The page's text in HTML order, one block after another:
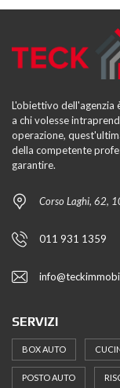
L'obiettivo dell'agenzia
a chi volesse
operazione,
della competente
garantire.
Corso Laghi, 62,
011 931 1359
SERVIZI
BOX AUTO
POSTO AUTO